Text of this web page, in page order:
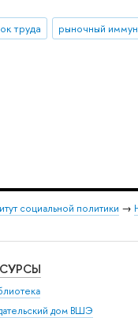
труда
рыночный
социальной политики →
дом ВШЭ